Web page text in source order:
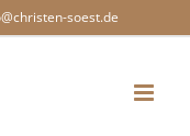
soest.de